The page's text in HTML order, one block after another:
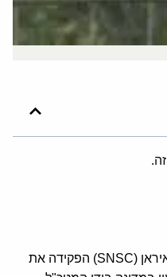
המועצה העליונה לביטחון לאומי באיראן (SNSC) הפקידה את